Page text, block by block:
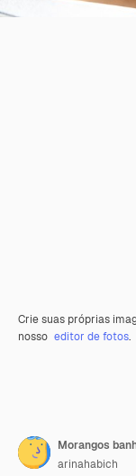
Crie suas próprias
nosso editor de fotos.
Morangos
arinahabich